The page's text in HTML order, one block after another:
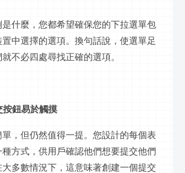
什麼，您都希望確保您的下拉選單包
中選擇的選項。換句話說，使選單足
不必四處尋找正確的選項。
按鈕易於觸摸
，但仍然值得一提。您設計的每個表
方式，供用戶確認他們想要提交他們
多數情況下，這意味著創建一個提交